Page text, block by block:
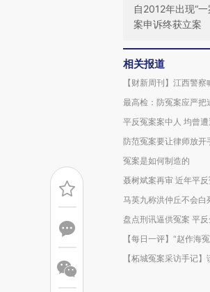
自2012年出现“
案申诉终获立案
相关报道
【财新周刊】江西警
最高检：防冤案应严把
平反冤案案中人 均曾
防范冤案要让律师放开
冤案是如何制造的
聂树斌案再审 近年平
马英九称洪仲丘不会白
盘点刑讯逼供冤案 平
【每日一评】“赵作海
【柘城冤案采访手记